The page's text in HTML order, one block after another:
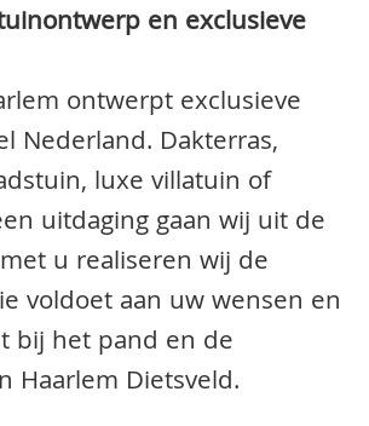
en exclusieve
ontwerpt exclusieve
Nederland. Dakterras,
luxe villatuin of
uitdaging gaan wij uit de
u realiseren wij de
voldoet aan uw wensen en
bij het pand en de
Haarlem Dietsveld.